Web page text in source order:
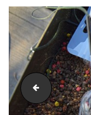
cocoon